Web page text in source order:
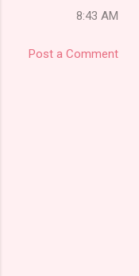
8:43 AM
Post a Comment